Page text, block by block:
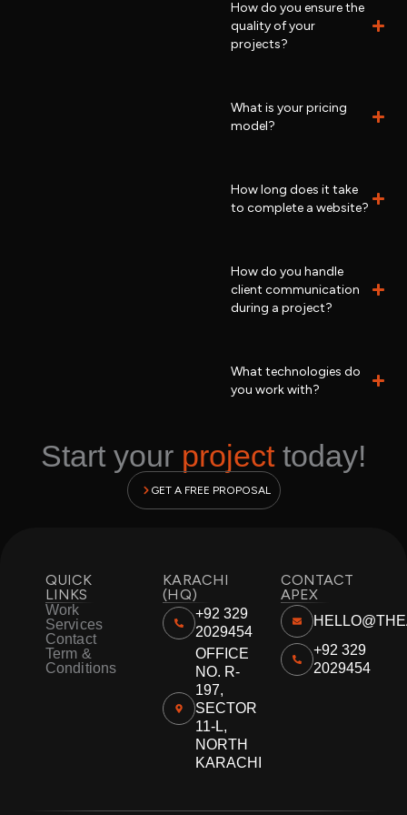
How do you ensure the
quality of your
projects?
What is your pricing
model?
How long does it take
to complete a website?
How do you handle
client communication
during a project?
What technologies do
you work with?
Start your projecttoday!
GET A FREE PROPOSAL
QUICK
LINKS
Work
Services
Contact
Term &
Conditions
KARACHI
(HQ)
+92 329
2029454
OFFICE
NO. R-
197,
SECTOR
11-L,
NORTH
KARACHI
CONTACT
APEX
+92 329
2029454